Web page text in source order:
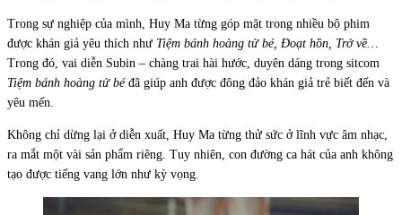
Trong sự nghiệp của mình, Huy Ma từng góp mặt trong nhiều bộ phim
được khán giả yêu thích như Tiệm bánh hoàng tử bé, Đoạt hồn, Trở về…
Trong đó, vai diễn Subin – chàng trai hài hước, duyên dáng trong sitcom
Tiệm bánh hoàng tử bé đã giúp anh được đông đảo khán giả trẻ biết đến và
yêu mến.
Không chỉ dừng lại ở diễn xuất, Huy Ma từng thử sức ở lĩnh vực âm nhạc,
ra mắt một vài sản phẩm riêng. Tuy nhiên, con đường ca hát của anh không
tạo được tiếng vang lớn như kỳ vọng.